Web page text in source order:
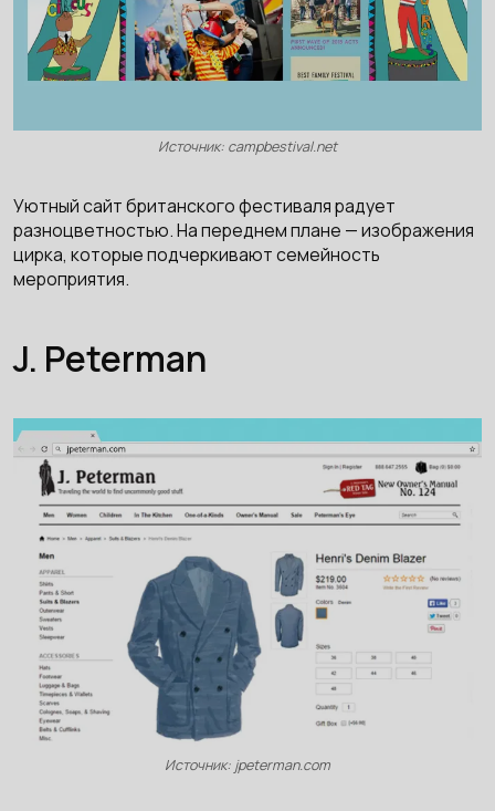
Источник: campbestival.net
Уютный сайт британского фестиваля радует
разноцветностью. На переднем плане — изображения
цирка, которые подчеркивают семейность
мероприятия.
J. Peterman
Источник: jpeterman.com